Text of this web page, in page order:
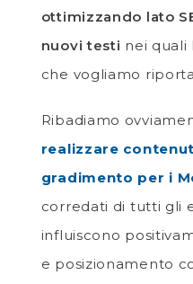
ottimizzando lato
nuovi testi nei quali
che vogliamo
Ribadiamo
realizzare
gradimento per i
corredati di tutti gli
influiscono
e posizionamento